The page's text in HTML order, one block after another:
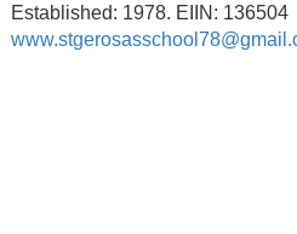
Established: 1978. EIIN: 136504